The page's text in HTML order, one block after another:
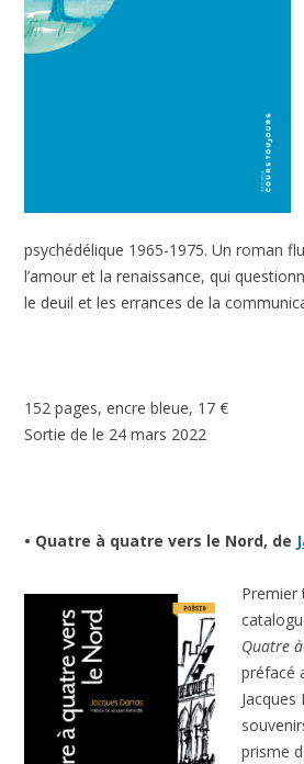
psychédélique 1965-1975. Un roman
l’amour et la renaissance, qui
le deuil et les errances de la
152 pages, encre bleue, 17 €
Sortie de le 24 mars 2022
• Quatre à quatre vers le Nord, de
Premier
Quatre
préfacé
prisme